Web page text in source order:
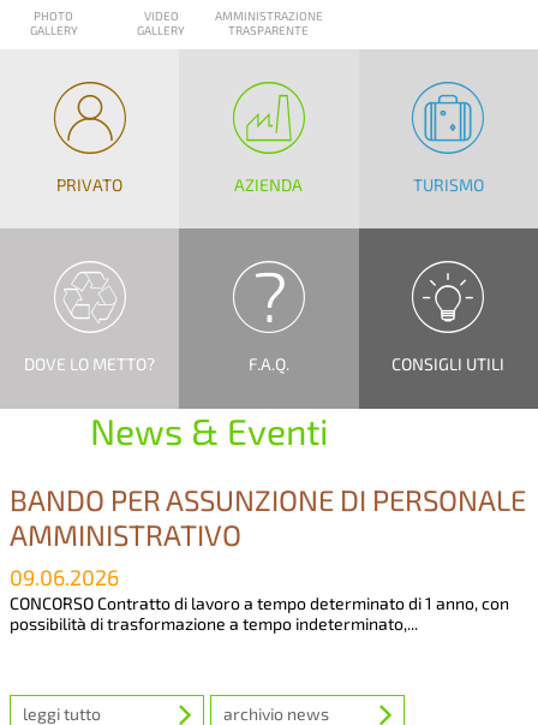
PHOTO
GALLERY
VIDEO
GALLERY
AMMINISTRAZIONE
TRASPARENTE
PRIVATO AZIENDA TURISMO
DOVE LO METTO? F.A.Q. CONSIGLI UTILI
News & Eventi
BANDO PER ASSUNZIONE DI PERSONALE
AMMINISTRATIVO
09.06.2026
CONCORSO Contratto di lavoro a tempo determinato di 1 anno, con
possibilità di trasformazione a tempo indeterminato,...
leggi tutto archivio news